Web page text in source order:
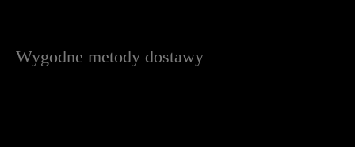
Wygodne metody dostawy